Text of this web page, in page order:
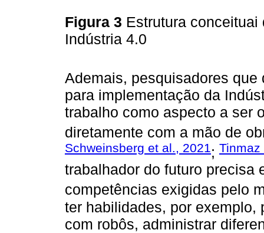
Figura 3 Estrutura
Indústria 4.0
Ademais, pesquisadores
para implementação da
trabalho como aspecto a ser
diretamente com a mão de
Schweinsberg et al., 2021; Tinmaz
trabalhador do futuro precisa
competências exigidas pelo
ter habilidades, por exemplo,
com robôs, administrar